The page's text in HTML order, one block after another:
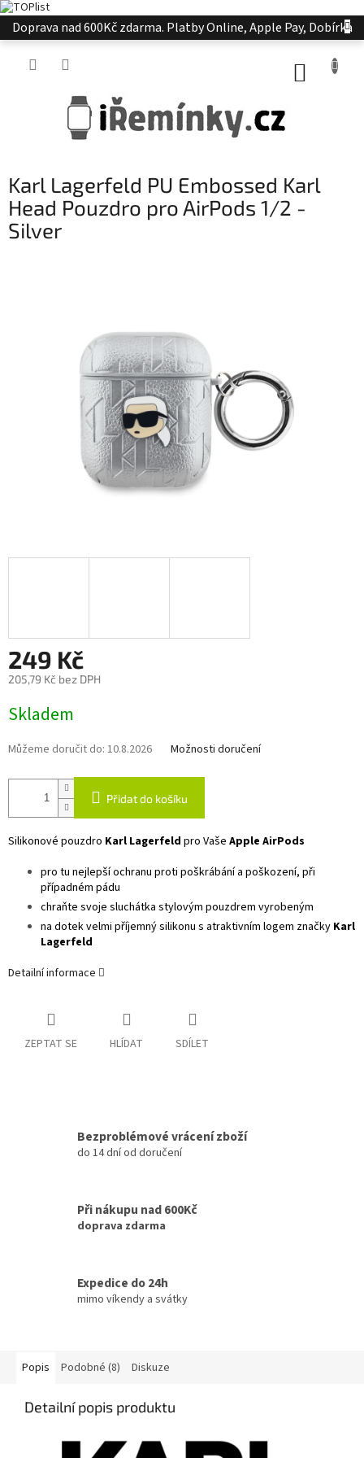
Přejít
na
Doprava nad 600Kč zdarma. Platby Online, Apple Pay, Dobírka
Karl Lagerfeld PU Embossed Karl
Head Pouzdro pro AirPods 1/2 -
Silver
249 Kč
205,79 Kč bez DPH
cena:
Skladem
Můžeme doručit do: 10.8.2026 Možnosti doručení
Přidat do košíku
Silikonové pouzdro Karl Lagerfeld pro Vaše Apple AirPods
pro tu nejlepší ochranu proti poškrábání a poškození, při
případném pádu
chraňte svoje sluchátka stylovým pouzdrem vyrobeným
na dotek velmi příjemný silikonu s atraktivním logem značky Karl
Lagerfeld
Detailní informace
ZEPTAT SE HLÍDAT SDÍLET
Bezproblémové vrácení zboží
do 14 dní od doručení
Při nákupu nad 600Kč
doprava zdarma
Expedice do 24h
mimo víkendy a svátky
Popis Podobné (8) Diskuze
Detailní popis produktu